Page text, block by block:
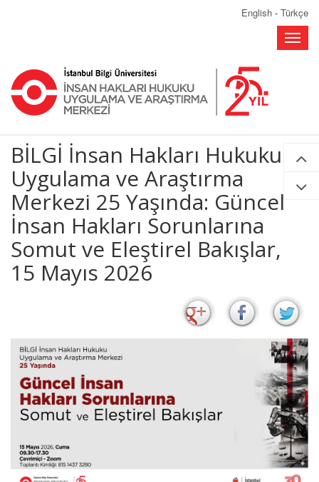
English - Türkçe
Toggle
BİLGİ İnsan Hakları Hukuku
Uygulama ve Araştırma
Merkezi 25 Yaşında: Güncel
İnsan Hakları Sorunlarına
Somut ve Eleştirel Bakışlar,
15 Mayıs 2026